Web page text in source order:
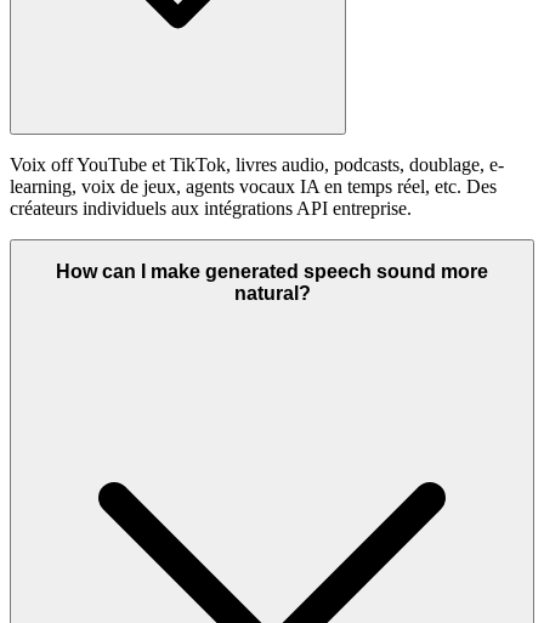
Voix off YouTube et TikTok, livres audio, podcasts, doublage, e-
learning, voix de jeux, agents vocaux IA en temps réel, etc. Des
créateurs individuels aux intégrations API entreprise.
How can I make generated speech sound more
natural?